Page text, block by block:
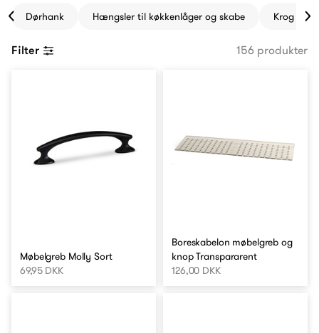
Dørhank Hængsler til køkkenlåger og skabe Krog og
Filter 156 produkter
Møbelgreb Molly Sort
69,95 DKK
Boreskabelon møbelgreb og
knop Transpararent
126,00 DKK